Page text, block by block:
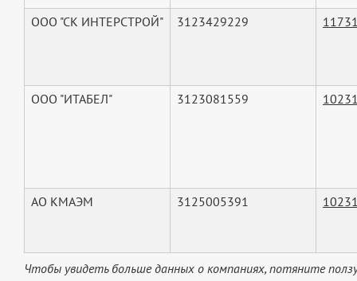
ООО "СК ИНТЕРСТРОЙ" 3123429229
ООО "ИТАБЕЛ" 3123081559
АО КМАЭМ 3125005391
Чтобы увидеть больше данных о компаниях, потяните